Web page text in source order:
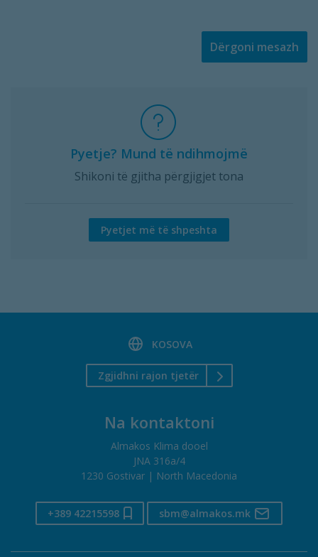
Dërgoni mesazh
Pyetje? Mund të ndihmojmë
Shikoni të gjitha përgjigjet tona
Pyetjet më të shpeshta
KOSOVA
Zgjidhni rajon tjetër
Na kontaktoni
Almakos Klima dooel
JNA 316a/4
1230 Gostivar | North Macedonia
+389 42215598 sbm@almakos.mk